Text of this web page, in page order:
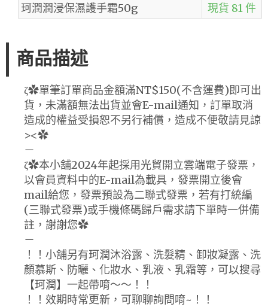
珂潤潤浸保濕護手霜50g
現貨 81 件
商品描述
ζ✿單筆訂單商品金額滿NT$150(不含運費)即可出
貨，未滿額無法出貨並會E-mail通知，訂單取消
造成的權益受損恕不另行補償，造成不便敬請見諒
><✿
－
ζ✿本小舖2024年起採用光貿開立雲端電子發票，
以會員資料中的E-mail為載具，發票開立後會
mail給您，發票預設為二聯式發票，若有打統編
(三聯式發票)或手機條碼歸戶需求請下單時一併備
註，謝謝您✿
－
！！小舖另有珂潤沐浴露、洗髮精、卸妝凝露、洗
顏慕斯、防曬、化妝水、乳液、乳霜等，可以搜尋
【珂潤】一起帶唷～～！！
！！效期時常更新，可聊聊詢問唷~！！